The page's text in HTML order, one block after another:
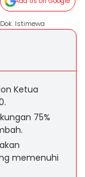
Istimewa
Ketua
75%
memenuhi